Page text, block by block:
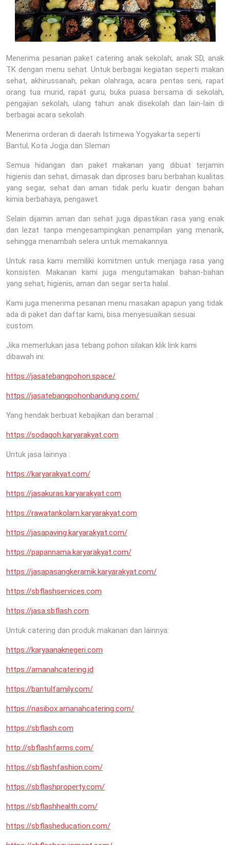
Menerima pesanan paket catering anak sekolah, anak SD, anak
TK dengan menu sehat. Untuk berbagai kegiatan seperti makan
sehat, akhirussanah, pekan olahraga, acara pentas seni, rapat
orang tua murid, rapat guru, buka puasa bersama di sekolah,
pengajian sekolah, ulang tahun anak disekolah dan lain-lain di
berbagai acara sekolah.
Menerima orderan di daerah Istimewa Yogyakarta seperti
Bantul, Kota Jogja dan Sleman
Semua hidangan dan paket makanan yang dibuat terjamin
higienis dan sehat, dimasak dan diproses baru berbahan kualitas
yang segar, sehat dan aman tidak perlu kuatir dengan bahan
kimia berbahaya, pengawet.
Selain dijamin aman dan sehat juga dipastikan rasa yang enak
dan lezat tanpa mengesampingkan penampilan yang menarik,
sehingga menambah selera untuk memakannya.
Untuk rasa kami memiliki komitmen untuk menjaga rasa yang
konsisten. Makanan kami juga mengutamakan bahan-bahan
yang sehat, higienis, aman dan segar serta halal.
Kami juga menerima pesanan menu masakan apapun yang tidak
ada di paket dan daftar kami, bisa menyesuaikan sesuai
custom.
Jika memerlukan jasa tebang pohon silakan klik link kami
dibawah ini:
https://jasatebangpohon.space/
https://jasatebangpohonbandung.com/
Yang hendak berbuat kebajikan dan beramal :
https://sodaqoh.karyarakyat.com
Untuk jasa lainnya :
https://karyarakyat.com/
https://jasakuras.karyarakyat.com
https://rawatankolam.karyarakyat.com
https://jasapaving.karyarakyat.com/
https://papannama.karyarakyat.com/
https://jasapasangkeramik.karyarakyat.com/
https://sbflashservices.com
https://jasa.sbflash.com
Untuk catering dan produk makanan dan lainnya:
https://karyaanaknegeri.com
https://amanahcatering.id
https://bantulfamily.com/
https://nasibox.amanahcatering.com/
https://sbflash.com
http://sbflashfarms.com/
https://sbflashfashion.com/
https://sbflashproperty.com/
https://sbflashhealth.com/
https://sbflasheducation.com/